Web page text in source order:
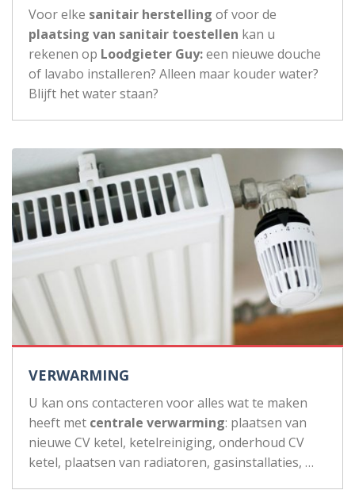
Voor elke sanitair herstelling of voor de
plaatsing van sanitair toestellen kan u
rekenen op Loodgieter Guy:een nieuwe douche
of lavabo installeren? Alleen maar kouder water?
Blijft het water staan?
VERWARMING
U kan ons contacteren voor alles wat te maken
heeft met centrale verwarming: plaatsen van
nieuwe CV ketel, ketelreiniging, onderhoud CV
ketel, plaatsen van radiatoren, gasinstallaties, …